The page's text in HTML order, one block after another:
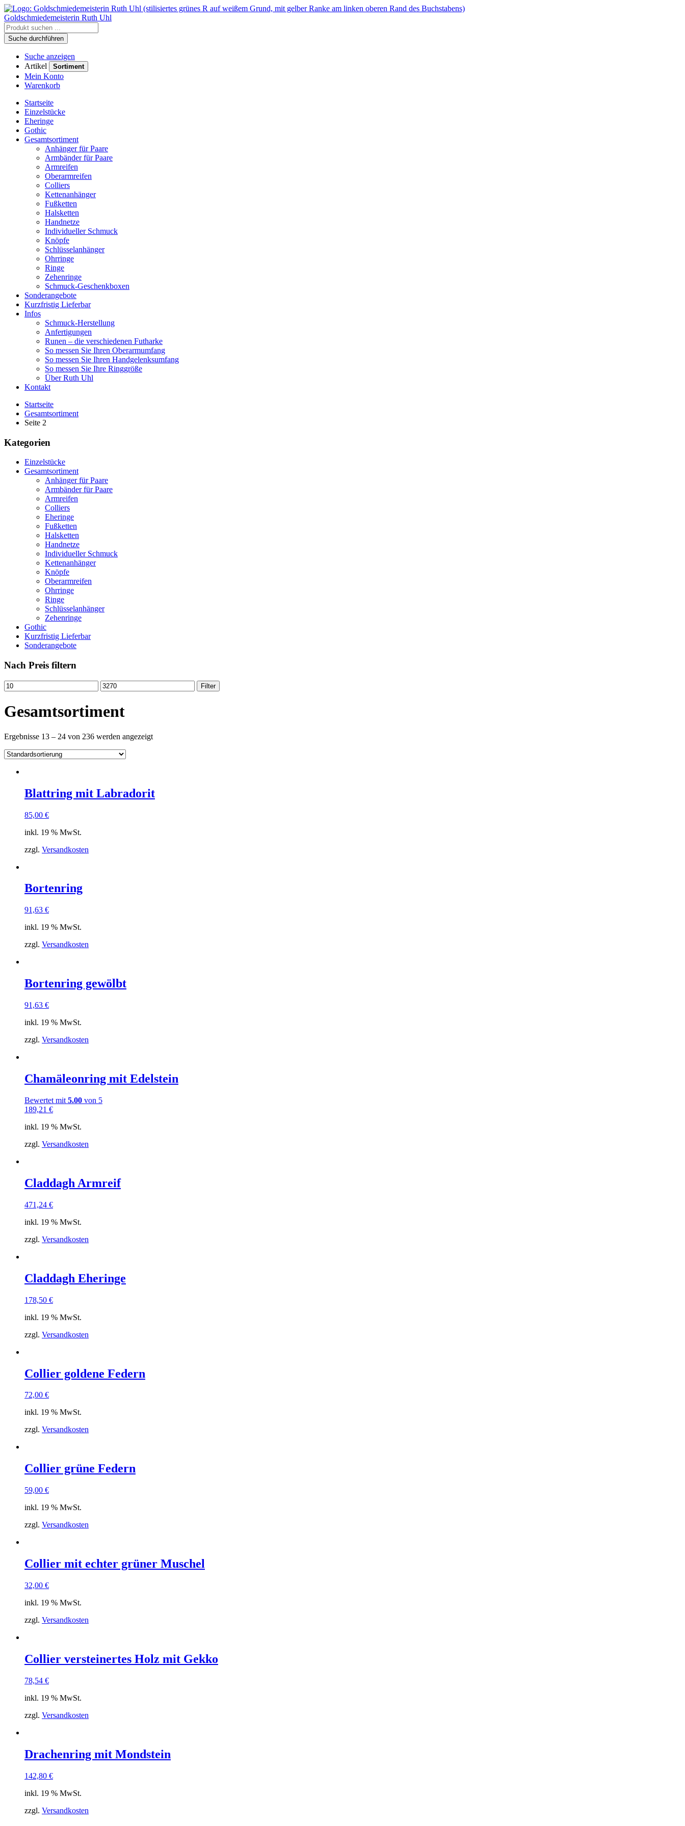
Goldschmiedemeisterin Ruth Uhl
Suche durchführen
Suche anzeigen
Artikel
Sortiment
Mein Konto
Warenkorb
Startseite
Einzelstücke
Eheringe
Gothic
Gesamtsortiment
Anhänger für Paare
Armbänder für Paare
Armreifen
Oberarmreifen
Colliers
Kettenanhänger
Fußketten
Halsketten
Handnetze
Individueller Schmuck
Knöpfe
Schlüsselanhänger
Ohrringe
Ringe
Zehenringe
Schmuck-Geschenkboxen
Sonderangebote
Kurzfristig Lieferbar
Infos
Schmuck-Herstellung
Anfertigungen
Runen – die verschiedenen Futharke
So messen Sie Ihren Oberarmumfang
So messen Sie Ihren Handgelenksumfang
So messen Sie Ihre Ringgröße
Über Ruth Uhl
Kontakt
Startseite
Gesamtsortiment
Seite 2
Kategorien
Einzelstücke
Gesamtsortiment
Anhänger für Paare
Armbänder für Paare
Armreifen
Colliers
Eheringe
Fußketten
Halsketten
Handnetze
Individueller Schmuck
Kettenanhänger
Knöpfe
Oberarmreifen
Ohrringe
Ringe
Schlüsselanhänger
Zehenringe
Gothic
Kurzfristig Lieferbar
Sonderangebote
Nach Preis filtern
Filter
Gesamtsortiment
Ergebnisse 13 – 24 von 236 werden angezeigt
Blattring mit Labradorit
85,00 €
inkl. 19 % MwSt.
zzgl. Versandkosten
Bortenring
91,63 €
inkl. 19 % MwSt.
zzgl. Versandkosten
Bortenring gewölbt
91,63 €
inkl. 19 % MwSt.
zzgl. Versandkosten
Chamäleonring mit Edelstein
Bewertet mit 5.00 von 5
189,21 €
inkl. 19 % MwSt.
zzgl. Versandkosten
Claddagh Armreif
471,24 €
inkl. 19 % MwSt.
zzgl. Versandkosten
Claddagh Eheringe
178,50 €
inkl. 19 % MwSt.
zzgl. Versandkosten
Collier goldene Federn
72,00 €
inkl. 19 % MwSt.
zzgl. Versandkosten
Collier grüne Federn
59,00 €
inkl. 19 % MwSt.
zzgl. Versandkosten
Collier mit echter grüner Muschel
32,00 €
inkl. 19 % MwSt.
zzgl. Versandkosten
Collier versteinertes Holz mit Gekko
78,54 €
inkl. 19 % MwSt.
zzgl. Versandkosten
Drachenring mit Mondstein
142,80 €
inkl. 19 % MwSt.
zzgl. Versandkosten